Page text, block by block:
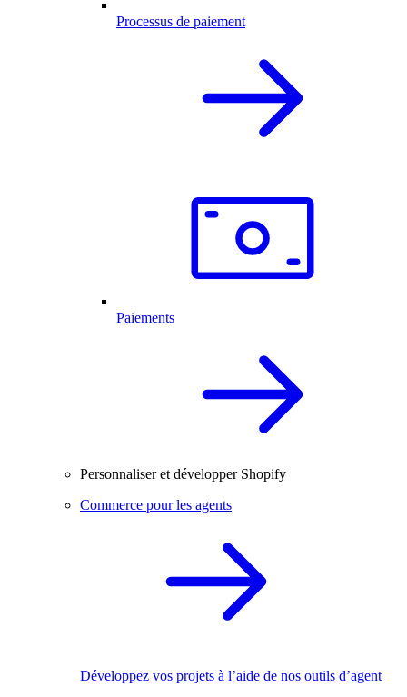
Processus de paiement
Paiements
Personnaliser et développer Shopify
Commerce pour les agents
Développez vos projets à l’aide de nos outils d’agent